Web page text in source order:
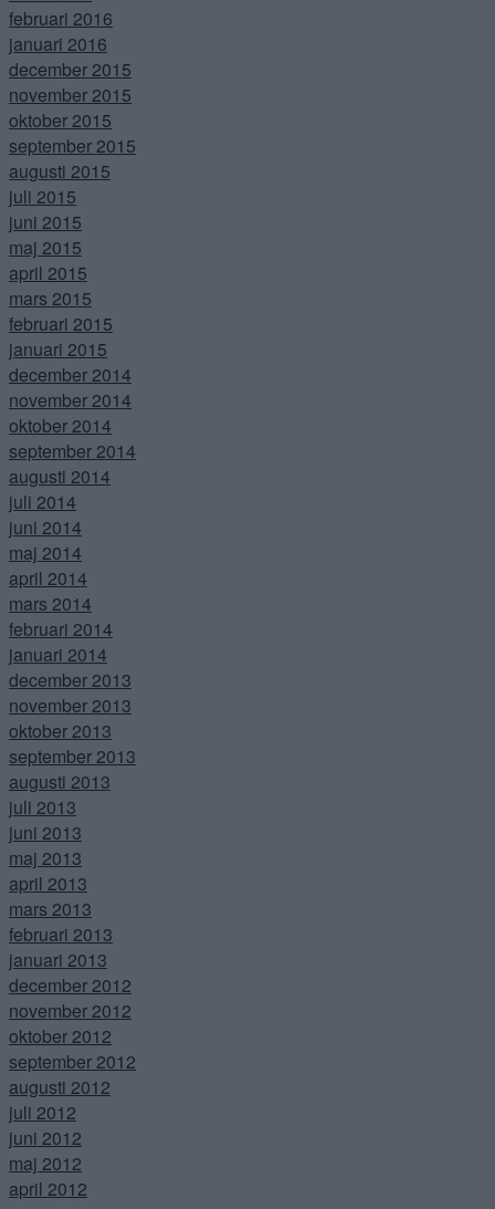
februari 2016
januari 2016
december 2015
november 2015
oktober 2015
september 2015
augusti 2015
juli 2015
juni 2015
maj 2015
april 2015
mars 2015
februari 2015
januari 2015
december 2014
november 2014
oktober 2014
september 2014
augusti 2014
juli 2014
juni 2014
maj 2014
april 2014
mars 2014
februari 2014
januari 2014
december 2013
november 2013
oktober 2013
september 2013
augusti 2013
juli 2013
juni 2013
maj 2013
april 2013
mars 2013
februari 2013
januari 2013
december 2012
november 2012
oktober 2012
september 2012
augusti 2012
juli 2012
juni 2012
maj 2012
april 2012